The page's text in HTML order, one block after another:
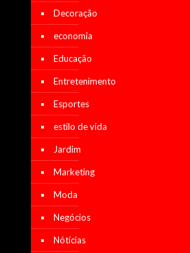
Decoração
economia
Educação
Entretenimento
Esportes
estilo de vida
Jardim
Marketing
Moda
Negócios
Nótícias